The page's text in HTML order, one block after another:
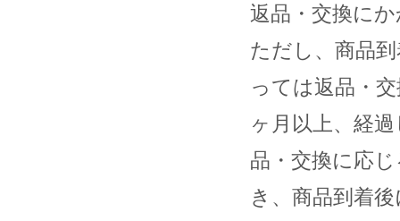
返品・交換に
ただし、商品
っては返品・
ヶ月以上、経
品・交換に応
き、商品到着